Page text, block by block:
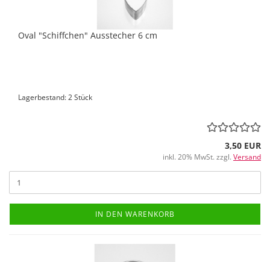
Oval "Schiffchen" Ausstecher 6 cm
Lagerbestand: 2 Stück
3,50 EUR
inkl. 20% MwSt. zzgl. Versand
IN DEN WARENKORB